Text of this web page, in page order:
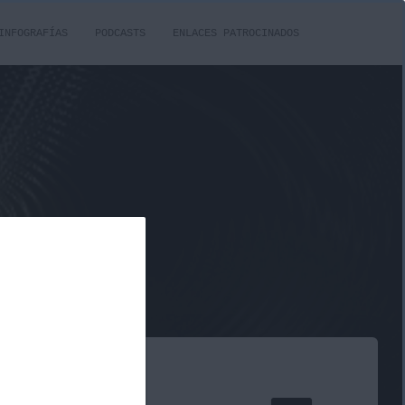
INFOGRAFÍAS PODCASTS ENLACES PATROCINADOS